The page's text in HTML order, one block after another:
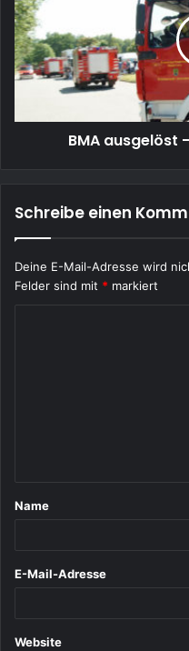
BMA ausgelöst
Schreibe einen
Deine E-Mail-Adresse wird
Felder sind mit * markiert
a
Name
E-Mail-Adresse
Website